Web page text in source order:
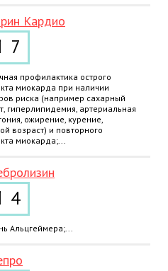
Кардио
7
профилактика острого
миокарда при наличии
риска (например сахарный
гиперлипидемия, артериальная
ожирение, курение,
возраст) и повторного
миокарда;...
4
Альцгеймера;...